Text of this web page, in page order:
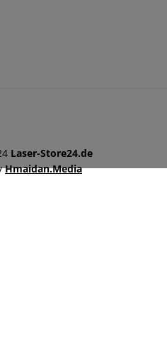
Laser-Store24.de
Hmaidan.Media